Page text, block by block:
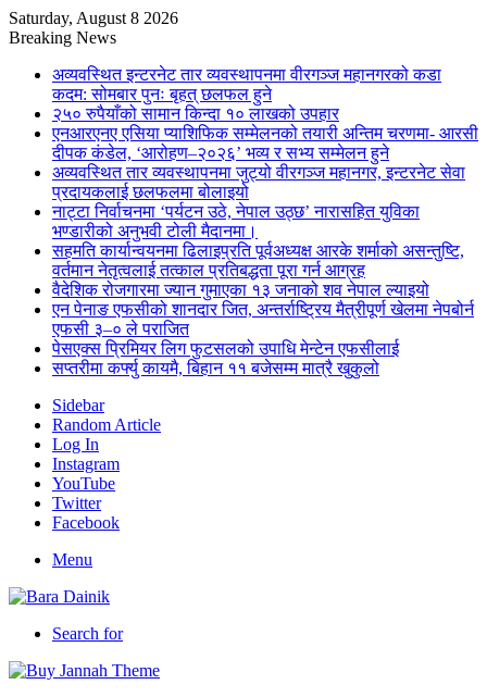
Saturday, August 8 2026
Breaking News
अव्यवस्थित इन्टरनेट तार व्यवस्थापनमा वीरगञ्ज महानगरको कडा
कदम: सोमबार पुनः बृहत् छलफल हुने
२५० रुपैयाँको सामान किन्दा १० लाखको उपहार
एनआरएनए एसिया प्याशिफिक सम्मेलनको तयारी अन्तिम चरणमा- आरसी
दीपक कंडेल, ‘आरोहण–२०२६’ भव्य र सभ्य सम्मेलन हुने
अव्यवस्थित तार व्यवस्थापनमा जुट्यो वीरगञ्ज महानगर, इन्टरनेट सेवा
प्रदायकलाई छलफलमा बोलाइयो
नाट्टा निर्वाचनमा ‘पर्यटन उठे, नेपाल उठ्छ’ नारासहित युविका
भण्डारीको अनुभवी टोली मैदानमा।
सहमति कार्यान्वयनमा ढिलाइप्रति पूर्वअध्यक्ष आरके शर्माको असन्तुष्टि,
वर्तमान नेतृत्वलाई तत्काल प्रतिबद्धता पूरा गर्न आग्रह
वैदेशिक रोजगारमा ज्यान गुमाएका १३ जनाको शव नेपाल ल्याइयो
एन पेनाङ एफसीको शानदार जित, अन्तर्राष्ट्रिय मैत्रीपूर्ण खेलमा नेपबोर्न
एफसी ३–० ले पराजित
पेसएक्स प्रिमियर लिग फुटसलको उपाधि मेन्टेन एफसीलाई
सप्तरीमा कर्फ्यु कायमै, बिहान ११ बजेसम्म मात्रै खुकुलो
Sidebar
Random Article
Log In
Instagram
YouTube
Twitter
Facebook
Menu
Search for